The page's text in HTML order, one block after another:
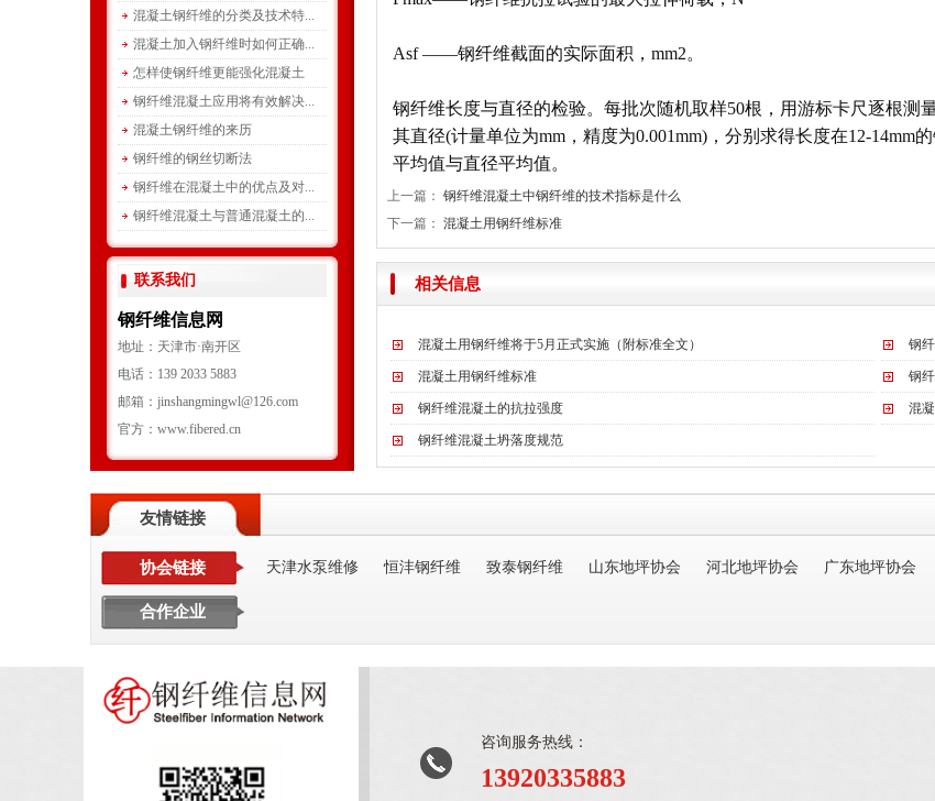
混凝土钢纤维的分类及技术特...
混凝土加入钢纤维时如何正确...
怎样使钢纤维更能强化混凝土
钢纤维混凝土应用将有效解决...
混凝土钢纤维的来历
钢纤维的钢丝切断法
钢纤维在混凝土中的优点及对...
钢纤维混凝土与普通混凝土的...
联系我们
钢纤维信息网
地址：天津市·南开区
电话：139 2033 5883
邮箱：jinshangmingwl@126.com
官方：www.fibered.cn
Asf ——钢纤维截面的实际面积，mm2。
钢纤维长度与直径的检验。每批次随机取样50根，用游标卡尺逐根测
其直径(计量单位为mm，精度为0.001mm)，分别求得长度在12-14mm
平均值与直径平均值。
上一篇： 钢纤维混凝土中钢纤维的技术指标是什么
下一篇： 混凝土用钢纤维标准
相关信息
混凝土用钢纤维将于5月正式实施（附标准全文） 钢
混凝土用钢纤维标准 钢
钢纤维混凝土的抗拉强度 混
钢纤维混凝土坍落度规范
友情链接
协会链接
合作企业
天津水泵维修 恒沣钢纤维 致泰钢纤维 山东地坪协会 河北地坪协会 广东地坪协会
咨询服务热线：
13920335883